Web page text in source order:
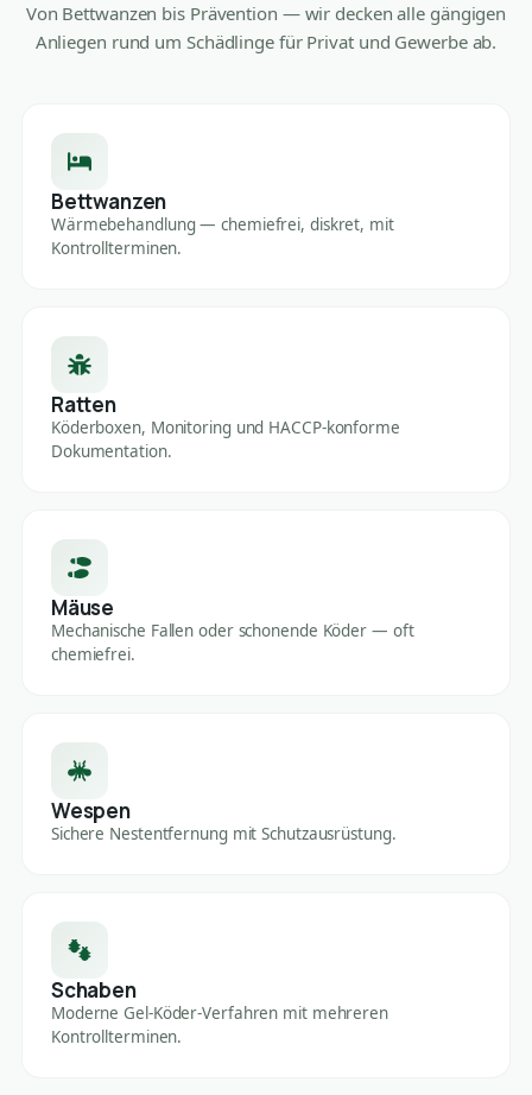
Von Bettwanzen bis Prävention — wir decken alle gängigen
Anliegen rund um Schädlinge für Privat und Gewerbe ab.
Bettwanzen
Wärmebehandlung — chemiefrei, diskret, mit
Kontrollterminen.
Ratten
Köderboxen, Monitoring und HACCP-konforme
Dokumentation.
Mäuse
Mechanische Fallen oder schonende Köder — oft
chemiefrei.
Wespen
Sichere Nestentfernung mit Schutzausrüstung.
Schaben
Moderne Gel-Köder-Verfahren mit mehreren
Kontrollterminen.